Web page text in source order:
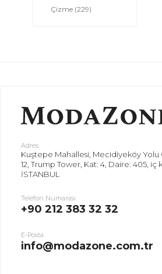
Çizme (229)
Adres
Kuştepe Mahallesi, Mecidiyeköy Yolu
12, Trump Tower, Kat: 4, Daire: 405, iç
İSTANBUL
Telefon Numarası
+90 212 383 32 32
E-Posta
info@modazone.com.tr